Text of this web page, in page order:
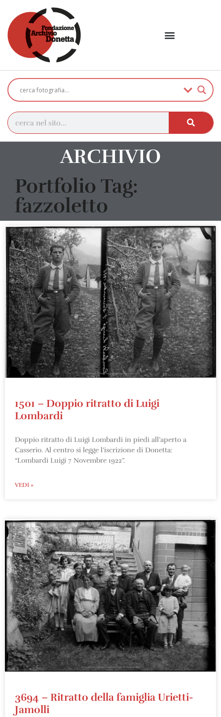
ARCHIVIO
Portfolio Tag:
fazzoletto
1501 – Doppio ritratto di Luigi
Lombardi
Doppio ritratto di Luigi Lombardi in piedi all’aperto a
Casserio. Al centro si legge l’iscrizione di Donetta:
“Lombardi Luigi 7 Novembre 1922”.
VEDI »
3694 – Ritratto della famiglia Urietti-
Jamolli